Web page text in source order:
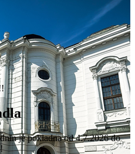
je pokladna od 4.7.2026 do